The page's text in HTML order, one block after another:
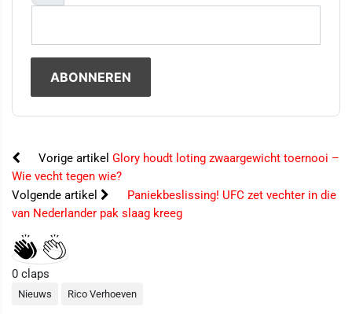
Vorige artikel Glory houdt loting zwaargewicht toernooi –
Wie vecht tegen wie?
Volgende artikel
Paniekbeslissing! UFC zet vechter in die
van Nederlander pak slaag kreeg
0 claps
Nieuws Rico Verhoeven